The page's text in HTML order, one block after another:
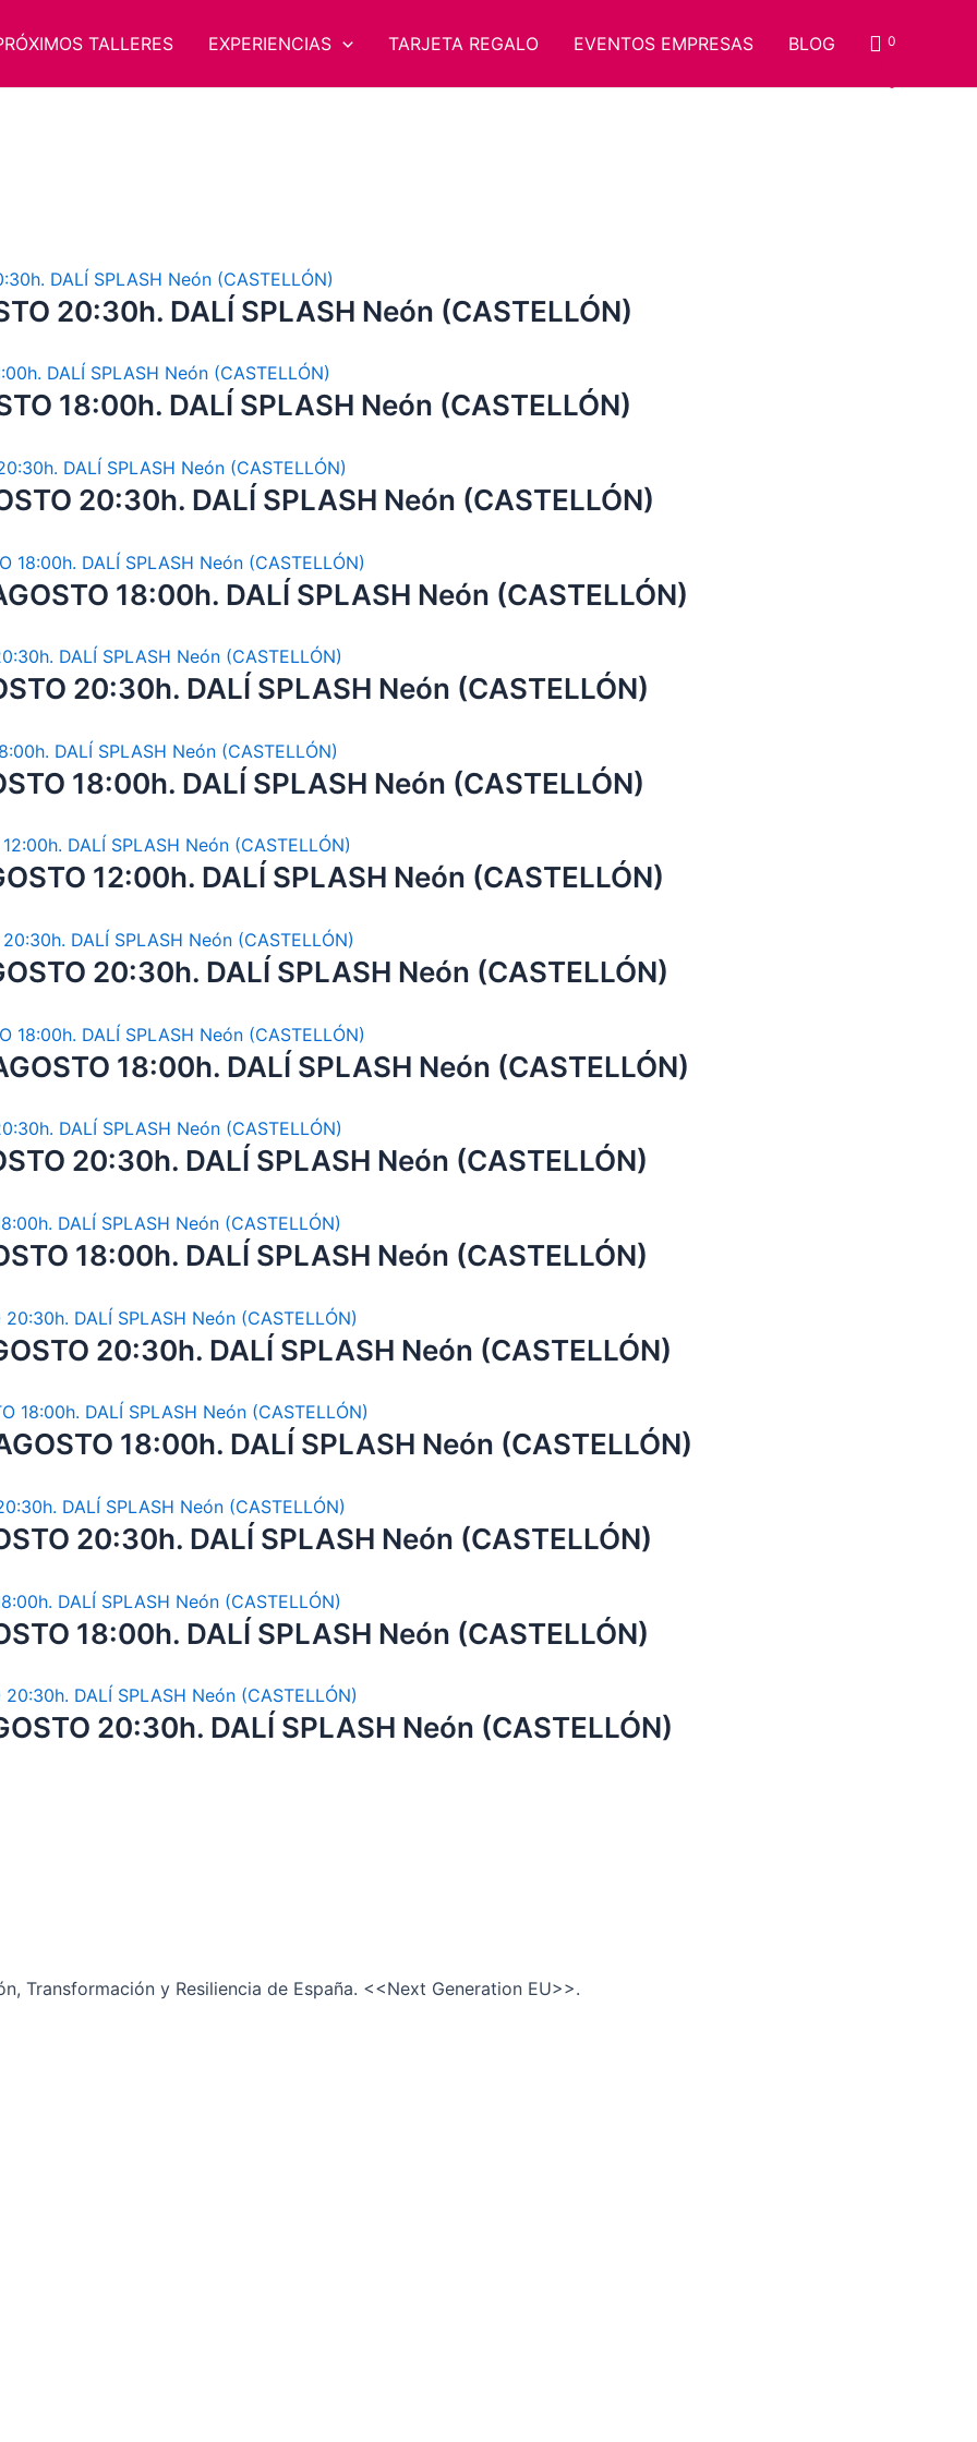
TALLERES EXPERIENCIAS TARJETA REGALO EVENTOS EMPRESAS BLOG 0
20:30h. DALÍ SPLASH Neón (CASTELLÓN)
18:00h. DALÍ SPLASH Neón (CASTELLÓN)
20:30h. DALÍ SPLASH Neón (CASTELLÓN)
18:00h. DALÍ SPLASH Neón (CASTELLÓN)
20:30h. DALÍ SPLASH Neón (CASTELLÓN)
18:00h. DALÍ SPLASH Neón (CASTELLÓN)
12:00h. DALÍ SPLASH Neón (CASTELLÓN)
20:30h. DALÍ SPLASH Neón (CASTELLÓN)
18:00h. DALÍ SPLASH Neón (CASTELLÓN)
20:30h. DALÍ SPLASH Neón (CASTELLÓN)
18:00h. DALÍ SPLASH Neón (CASTELLÓN)
20:30h. DALÍ SPLASH Neón (CASTELLÓN)
18:00h. DALÍ SPLASH Neón (CASTELLÓN)
20:30h. DALÍ SPLASH Neón (CASTELLÓN)
18:00h. DALÍ SPLASH Neón (CASTELLÓN)
20:30h. DALÍ SPLASH Neón (CASTELLÓN)
Transformación y Resiliencia de España. <<Next Generation EU>>.